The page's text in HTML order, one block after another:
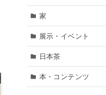
家
展示・イベント
日本茶
本・コンテンツ